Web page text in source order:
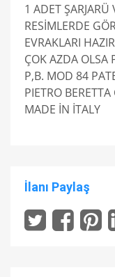
1 ADET ŞARJARÜ
RESİMLERDE
EVRAKLARI
ÇOK AZDA OLSA
P,B. MOD 84
PIETRO
MADE İN İTALY
İlanı Paylaş